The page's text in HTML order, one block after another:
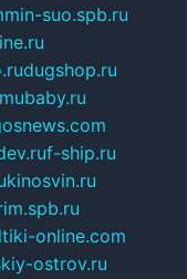
suo.spb.ru
dugshop.ru
f-ship.ru
kinosvin.ru
online.com
ostrov.ru